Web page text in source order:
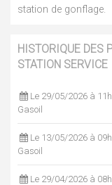
station de gonflage.
HISTORIQUE DES
STATION SERVICE
Le 29/05/2026 à
Gasoil
Le 13/05/2026 à
Gasoil
Le 29/04/2026 à